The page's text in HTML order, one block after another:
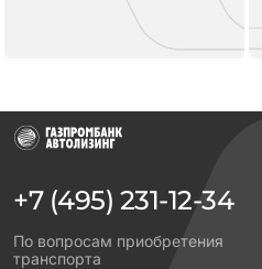
+7 (495) 231-12-34
По вопросам приобретения
транспорта